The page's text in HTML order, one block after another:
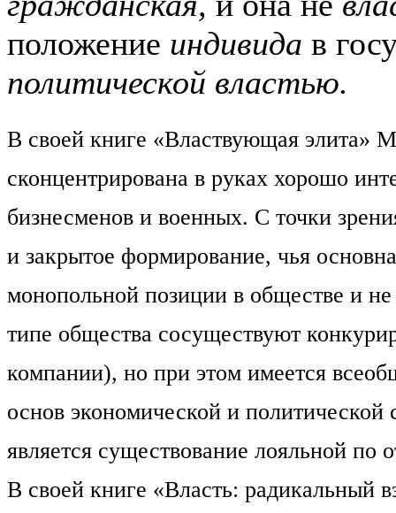
положение индивида в
политической властью.
В своей книге «Властвующая элита»
сконцентрирована в руках хорошо
бизнесменов и военных. С точки
и закрытое формирование, чья
монопольной позиции в обществе и
типе общества сосуществуют
компании), но при этом имеется
основ экономической и
является существование лояльной
В своей книге «Власть: радикальный